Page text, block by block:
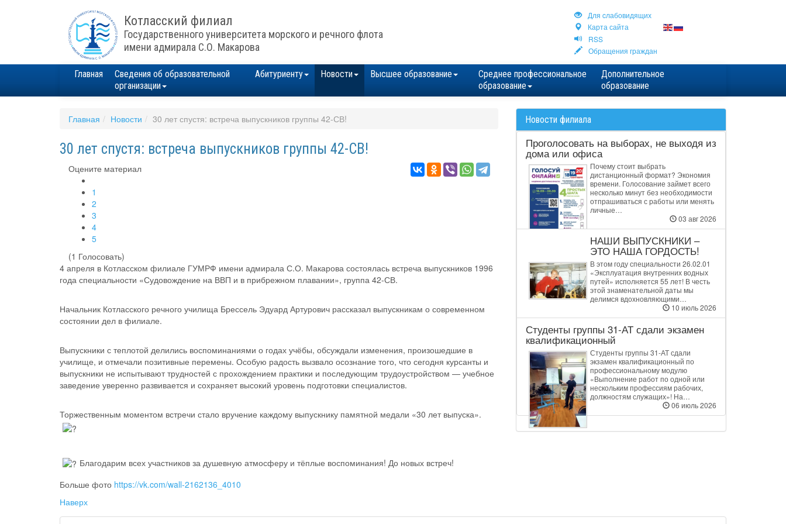
Котласский филиал
Государственного университета морского и речного флота
имени адмирала С.О. Макарова
Для cлабовидящих
Карта сайта
RSS
Обращения граждан
Главная
Сведения об образовательной
организации
Абитуриенту Новости Высшее образование
Среднее профессиональное
образование
Дополнительное
образование
Главная Новости 30 лет спустя: встреча выпускников группы 42-СВ!
30 лет спустя: встреча выпускников группы 42-СВ!
Оцените материал
1
2
3
4
5
(1 Голосовать)
4 апреля в Котласском филиале ГУМРФ имени адмирала С.О. Макарова состоялась встреча выпускников 1996
года специальности «Судовождение на ВВП и в прибрежном плавании», группа 42-СВ.
Начальник Котласского речного училища Брессель Эдуард Артурович рассказал выпускникам о современном
состоянии дел в филиале.
Выпускники с теплотой делились воспоминаниями о годах учёбы, обсуждали изменения, произошедшие в
училище, и отмечали позитивные перемены. Особую радость вызвало осознание того, что сегодня курсанты и
выпускники не испытывают трудностей с прохождением практики и последующим трудоустройством — учебное
заведение уверенно развивается и сохраняет высокий уровень подготовки специалистов.
Торжественным моментом встречи стало вручение каждому выпускнику памятной медали «30 лет выпуска».
Благодарим всех участников за душевную атмосферу и тёплые воспоминания! До новых встреч!
Больше фото https://vk.com/wall-2162136_4010
Наверх
Новости филиала
Проголосовать на выборах, не выходя из
дома или офиса
Почему стоит выбрать
дистанционный формат? Экономия
времени. Голосование займет всего
несколько минут без необходимости
отпрашиваться с работы или менять
личные…
03 авг 2026
НАШИ ВЫПУСКНИКИ –
ЭТО НАША ГОРДОСТЬ!
В этом году специальности 26.02.01
«Эксплуатация внутренних водных
путей» исполняется 55 лет! В честь
этой знаменательной даты мы
делимся вдохновляющими…
10 июль 2026
Студенты группы 31‑АТ сдали экзамен
квалификационный
Студенты группы 31‑АТ сдали
экзамен квалификационный по
профессиональному модулю
«Выполнение работ по одной или
нескольким профессиям рабочих,
должностям служащих»! На…
06 июль 2026